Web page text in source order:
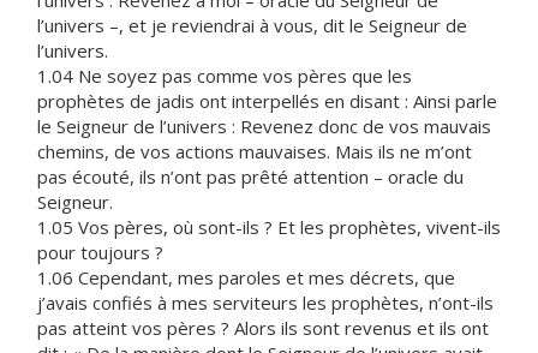
l’univers –, et je reviendrai à vous, dit le Seigneur de
l’univers.
1.04 Ne soyez pas comme vos pères que les
prophètes de jadis ont interpellés en disant : Ainsi parle
le Seigneur de l’univers : Revenez donc de vos mauvais
chemins, de vos actions mauvaises. Mais ils ne m’ont
pas écouté, ils n’ont pas prêté attention – oracle du
Seigneur.
1.05 Vos pères, où sont-ils ? Et les prophètes, vivent-ils
pour toujours ?
1.06 Cependant, mes paroles et mes décrets, que
j’avais confiés à mes serviteurs les prophètes, n’ont-ils
pas atteint vos pères ? Alors ils sont revenus et ils ont